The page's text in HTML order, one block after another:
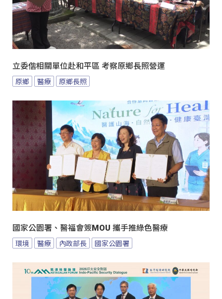
立委偕相關單位赴和平區 考察原鄉長照營運
原鄉 醫療 原鄉長照
國家公園署、醫福會簽MOU 攜手推綠色醫療
環境 醫療 內政部長 國家公園署